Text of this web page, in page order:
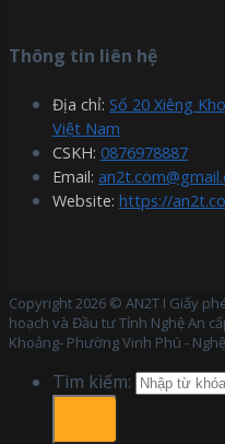
Thông tin liên hệ
Địa chỉ: Số 20 Xiêng
Việt Nam
CSKH: 0876978887
Email:
Website: https://
Copyright 2026 © AN2T I Giấy
hoạch và Đầu tư Tỉnh Nghệ An
Khoảng- Phường Vinh Phú -
Tìm kiếm: